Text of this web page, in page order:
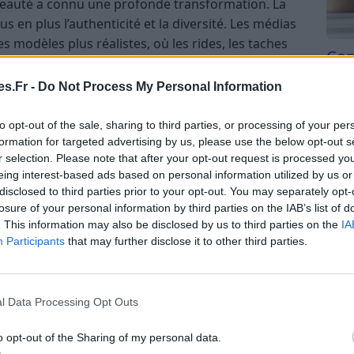
- Do Not Process My Personal Information
opt-out of the sale, sharing to third parties, or processing of your
for targeted advertising by us, please use the below opt-out
selection. Please note that after your opt-out request is processed
interest-based ads based on personal information utilized by us
to third parties prior to your opt-out. You may separately
of your personal information by third parties on the IAB’s list of
This information may also be disclosed by us to third parties on the
Participants that may further disclose it to other third parties.
Data Processing Opt Outs
opt-out of the Sharing of my personal data.
a connu une profonde transformation. La
en plus l’authenticité et la diversité. Les médias
modèles plus réalistes, où les rides, les taches
plus considérées comme des défauts, mais
La représentation des femmes et des
montrant des visages plus naturels,
éphémère des interventions
injections de botox ou les liftings, peuvent
aussi des risques et des coûts
réalisent que ces solutions ne permettent pas
sereine. La popularité croissante des approches
de la peau doux témoigne d’un désir de vivre
à des procédés invasifs.
acceptance positive
Tri
du